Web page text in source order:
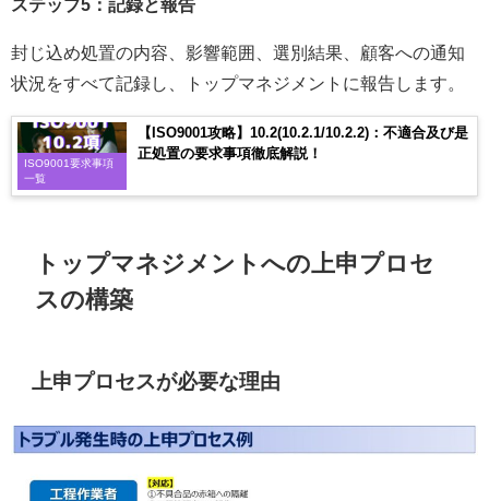
ステップ5：記録と報告
封じ込め処置の内容、影響範囲、選別結果、顧客への通知
状況をすべて記録し、トップマネジメントに報告します。
ISO9001要求事項
一覧
【ISO9001攻略】10.2(10.2.1/10.2.2)：不適合及び是
正処置の要求事項徹底解説！
トップマネジメントへの上申プロセ
スの構築
上申プロセスが必要な理由